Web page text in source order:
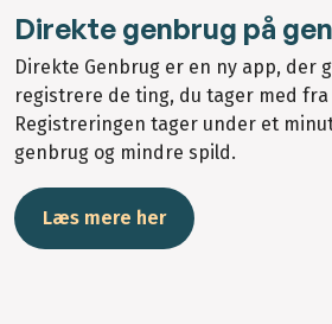
Direkte genbrug på
Direkte Genbrug er en ny app, der
registrere de ting, du tager med
Registreringen tager under et
genbrug og mindre spild.
Læs mere her